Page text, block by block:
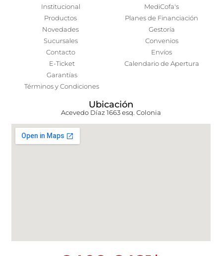
Institucional
Productos
Novedades
Sucursales
Contacto
E-Ticket
Garantías
Términos y Condiciones
MediCofa's
Planes de Financiación
Gestoría
Convenios
Envíos
Calendario de Apertura
Ubicación
Acevedo Díaz 1663 esq. Colonia